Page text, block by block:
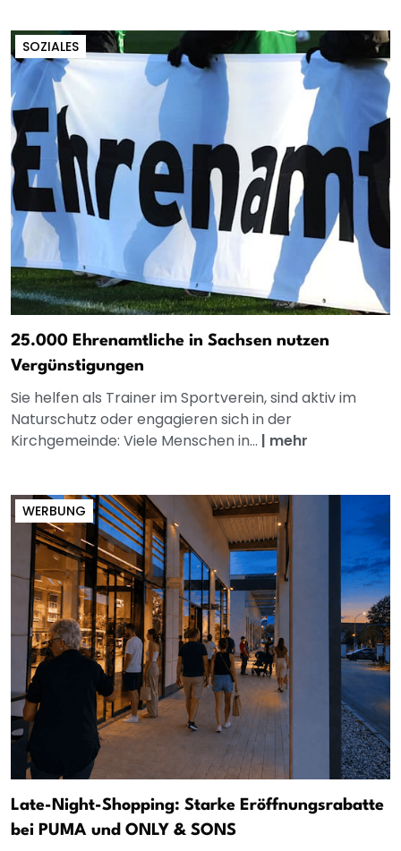
SOZIALES
25.000 Ehrenamtliche in Sachsen nutzen
Vergünstigungen
Sie helfen als Trainer im Sportverein, sind aktiv im
Naturschutz oder engagieren sich in der
Kirchgemeinde: Viele Menschen in... | mehr
WERBUNG
Late-Night-Shopping: Starke Eröffnungsrabatte
bei PUMA und ONLY & SONS